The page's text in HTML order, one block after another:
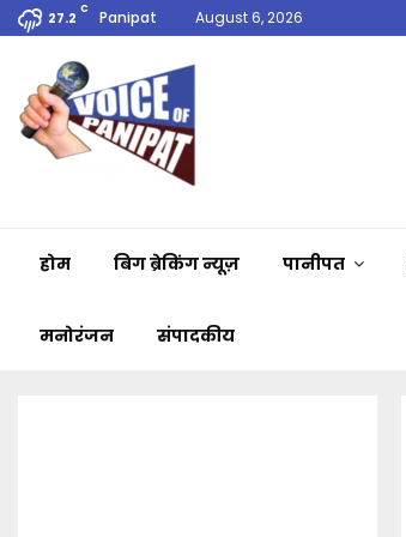
27.2 C Panipat August 6, 2026
होम बिग ब्रेकिंग न्यूज़ पानीपत
मनोरंजन संपादकीय